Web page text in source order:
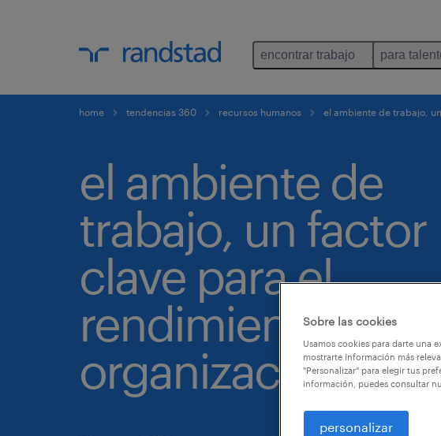
encontrar trabajo para
home tendencias 360 recursos humanos el ambiente de trabajo,
el ambiente de
trabajo, un factor
clave para el
rendimiento de la
organización.
Sobre las cookies
Usamos cookies para darte una
mostrarte información más
"Personalizar" para elegir tus
información, puedes consultar
personalizar